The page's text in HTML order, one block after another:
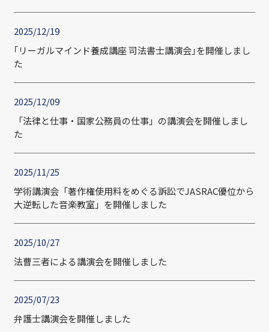
2025/12/19
｢リーガルマインド養成講座 司法書士講演会｣を開催しまし
た
2025/12/09
「法律と仕事・国家公務員の仕事」の講演会を開催しまし
た
2025/11/25
学術講演会「著作権使用料をめぐる訴訟でJASRAC優位から
大逆転した音楽教室」を開催しました
2025/10/27
法曹三者による講演会を開催しました
2025/07/23
弁護士講演会を開催しました